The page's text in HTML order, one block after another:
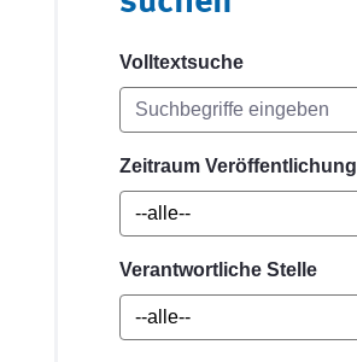
Volltextsuche
Zeitraum Veröffentlichung
Verantwortliche Stelle